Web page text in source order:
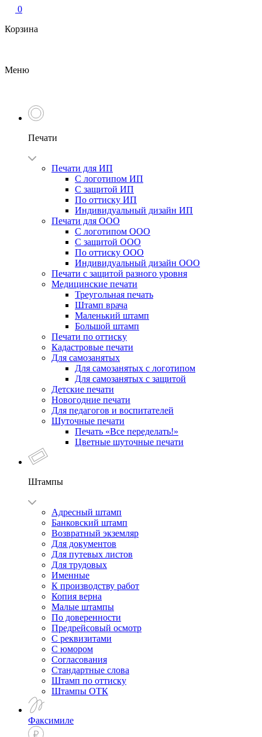
0
Корзина
Меню
Печати
Печати для ИП
С логотипом ИП
С защитой ИП
По оттиску ИП
Индивидуальный дизайн ИП
Печати для ООО
С логотипом ООО
С защитой ООО
По оттиску ООО
Индивидуальный дизайн ООО
Печати с защитой разного уровня
Медицинские печати
Треугольная печать
Штамп врача
Маленький штамп
Большой штамп
Печати по оттиску
Кадастровые печати
Для самозанятых
Для самозанятых с логотипом
Для самозанятых с защитой
Детские печати
Новогодние печати
Для педагогов и воспитателей
Шуточные печати
Печать «Все переделать!»
Цветные шуточные печати
Штампы
Адресный штамп
Банковский штамп
Возвратный экземляр
Для документов
Для путевых листов
Для трудовых
Именные
К производству работ
Копия верна
Малые штампы
По доверенности
Предрейсовый осмотр
С реквизитами
С юмором
Согласования
Стандартные слова
Штамп по оттиску
Штампы ОТК
Факсимиле